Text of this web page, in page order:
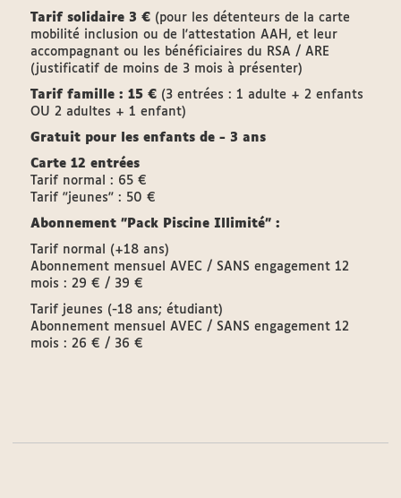
Tarif solidaire 3 € (pour les détenteurs de la carte
mobilité inclusion ou de l'attestation AAH, et leur
accompagnant ou les bénéficiaires du RSA / ARE
(justificatif de moins de 3 mois à présenter)
Tarif famille : 15 € (3 entrées : 1 adulte + 2 enfants
OU 2 adultes + 1 enfant)
Gratuit pour les enfants de - 3 ans
Carte 12 entrées
Tarif normal : 65 €
Tarif "jeunes" : 50 €
Abonnement "Pack Piscine Illimité" :
Tarif normal (+18 ans)
Abonnement mensuel AVEC / SANS engagement 12
mois : 29 € / 39 €
Tarif jeunes (-18 ans; étudiant)
Abonnement mensuel AVEC / SANS engagement 12
mois : 26 € / 36 €